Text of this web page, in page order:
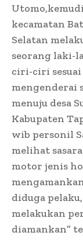
kecamatan
Selatan
seorang laki-
ciri-ciri
mengenderai
menuju desa
Kabupaten
wib personil
melihat
motor jenis
diduga
melakukan
diamankan”